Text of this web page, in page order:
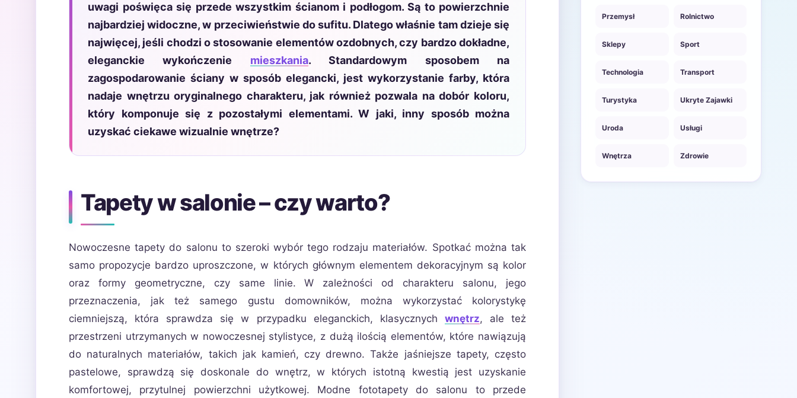
uwagi poświęca się przede wszystkim ścianom i podłogom. Są to powierzchnie
najbardziej widoczne, w przeciwieństwie do sufitu. Dlatego właśnie tam dzieje się
najwięcej, jeśli chodzi o stosowanie elementów ozdobnych, czy bardzo dokładne,
eleganckie wykończenie mieszkania. Standardowym sposobem na
zagospodarowanie ściany w sposób elegancki, jest wykorzystanie farby, która
nadaje wnętrzu oryginalnego charakteru, jak również pozwala na dobór koloru,
który komponuje się z pozostałymi elementami. W jaki, inny sposób można
uzyskać ciekawe wizualnie wnętrze?
Tapety w salonie – czy warto?
Nowoczesne tapety do salonu to szeroki wybór tego rodzaju materiałów. Spotkać można tak
samo propozycje bardzo uproszczone, w których głównym elementem dekoracyjnym są kolor
oraz formy geometryczne, czy same linie. W zależności od charakteru salonu, jego
przeznaczenia, jak też samego gustu domowników, można wykorzystać kolorystykę
ciemniejszą, która sprawdza się w przypadku eleganckich, klasycznych wnętrz, ale też
przestrzeni utrzymanych w nowoczesnej stylistyce, z dużą ilością elementów, które nawiązują
do naturalnych materiałów, takich jak kamień, czy drewno. Także jaśniejsze tapety, często
pastelowe, sprawdzą się doskonale do wnętrz, w których istotną kwestią jest uzyskanie
komfortowej, przytulnej powierzchni użytkowej. Modne fototapety do salonu to przede
Przemysł Rolnictwo
Sklepy Sport
Technologia Transport
Turystyka Ukryte Zajawki
Uroda Usługi
Wnętrza Zdrowie